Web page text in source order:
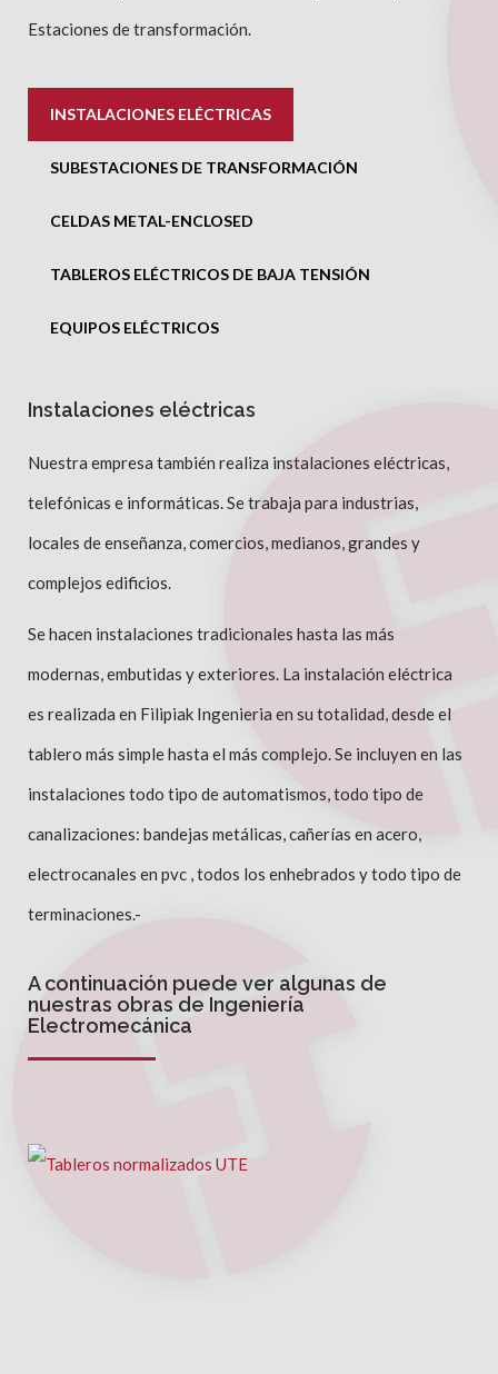
Estaciones de transformación.
INSTALACIONES ELÉCTRICAS
SUBESTACIONES DE TRANSFORMACIÓN
CELDAS METAL-ENCLOSED
TABLEROS ELÉCTRICOS DE BAJA TENSIÓN
EQUIPOS ELÉCTRICOS
Instalaciones eléctricas
Nuestra empresa también realiza instalaciones eléctricas,
telefónicas e informáticas. Se trabaja para industrias,
locales de enseñanza, comercios, medianos, grandes y
complejos edificios.
Se hacen instalaciones tradicionales hasta las más
modernas, embutidas y exteriores. La instalación eléctrica
es realizada en Filipiak Ingenieria en su totalidad, desde el
tablero más simple hasta el más complejo. Se incluyen en las
instalaciones todo tipo de automatismos, todo tipo de
canalizaciones: bandejas metálicas, cañerías en acero,
electrocanales en pvc , todos los enhebrados y todo tipo de
terminaciones.-
A continuación puede ver algunas de
nuestras obras de Ingeniería
Electromecánica